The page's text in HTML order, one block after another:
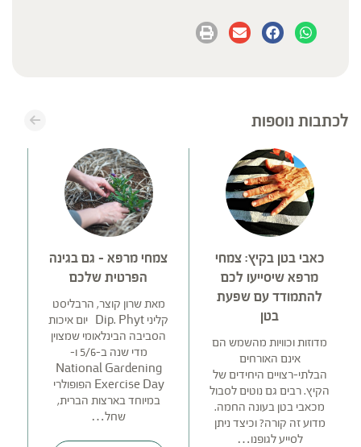
לכתבות נוספות
כאבי בטן בקיץ: צמחי
מרפא שיסייעו לכם
להתמודד עם שפעת
בטן
מדוזות וכוויות מהשמש הם
אינם האורחים
הבלתי-רצויים היחידים של
הקיץ. רבים גם נוטים לסבול
מכאבי בטן בעונה החמה.
מדוע זה קורה? וכיצד ניתן
לסייע לגופנו…
צמחי מרפא – גם בגינה
הפרטית שלכם
מאת שרון קוצר, הרבליסט
קליני Dip. Phyt יום איכות
הסביבה הבינלאומי שמצוין
מדי שנה ב-5/6 ו-
National Gardening
Exercise Day הפופולרי
במיוחד בארצות הברית,
שחל…